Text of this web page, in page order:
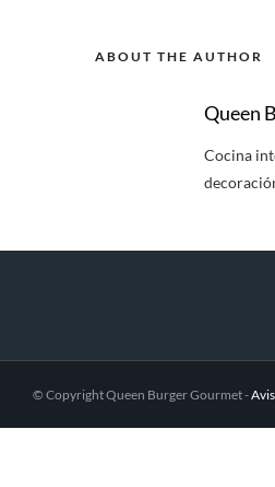
ABOUT THE AUTHOR
Queen
Cocina
© Copyright Queen Burger Gourmet -